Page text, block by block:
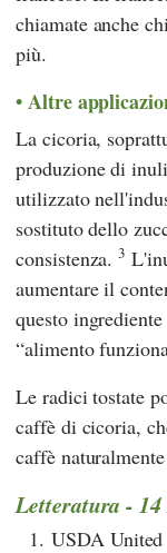
chiamate anche
più.
Altre
La cicoria,
produzione di
utilizzato
sostituto dello
consistenza.3
aumentare il
questo
“alimento
Le radici tostate
caffè di cicoria,
caffè
Letteratura -
1. USDA